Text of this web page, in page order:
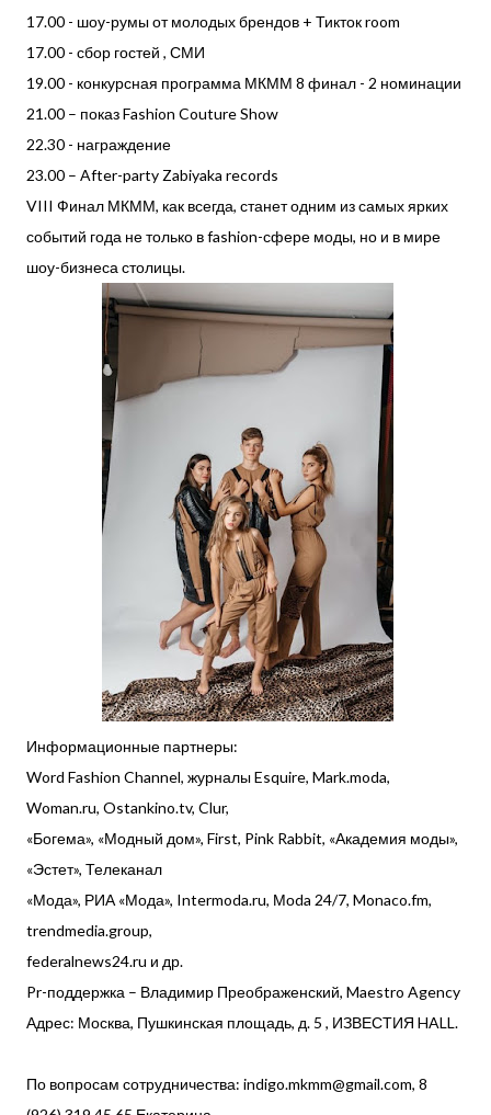
17.00 - шоу-румы от молодых брендов + Тикток room
17.00 - сбор гостей , СМИ
19.00 - конкурсная программа МКММ 8 финал - 2 номинации
21.00 – показ Fashion Couture Show
22.30 - награждение
23.00 – After-party Zabiyaka records
VIII Финал МКММ, как всегда, станет одним из самых ярких
событий года не только в fashion-сфере моды, но и в мире
шоу-бизнеса столицы.
Информационные партнеры:
Word Fashion Channel, журналы Esquire, Mark.moda,
Woman.ru, Ostankino.tv, Clur,
«Богема», «Модный дом», First, Pink Rabbit, «Академия моды»,
«Эстет», Телеканал
«Мода», РИА «Мода», Intermoda.ru, Моda 24/7, Monaco.fm,
trendmedia.group,
federalnews24.ru и др.
Pr-поддержка – Владимир Преображенский, Maestro Agency
Адрес: Москва, Пушкинская площадь, д. 5 , ИЗВЕСТИЯ HALL.
По вопросам сотрудничества: indigo.mkmm@gmail.com, 8